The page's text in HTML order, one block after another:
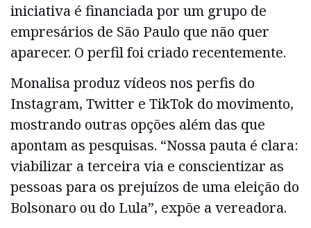
iniciativa é financiada por um grupo de
empresários de São Paulo que não quer
aparecer. O perfil foi criado recentemente.
Monalisa produz vídeos nos perfis do
Instagram, Twitter e TikTok do movimento,
mostrando outras opções além das que
apontam as pesquisas. “Nossa pauta é clara:
viabilizar a terceira via e conscientizar as
pessoas para os prejuízos de uma eleição do
Bolsonaro ou do Lula”, expõe a vereadora.